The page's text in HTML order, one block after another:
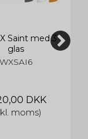
Saint med 3
glas
Clear/Light
WXSAI6
DKK
moms)